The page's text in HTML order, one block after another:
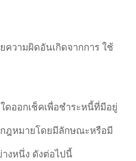
วามผิดอันเกิดจากการ ใช้
ดออกเช็คเพื่อชำระหนี้ที่มีอยู่
ฎหมายโดยมีลักษณะหรือมี
างหนึ่ง ดังต่อไปนี้